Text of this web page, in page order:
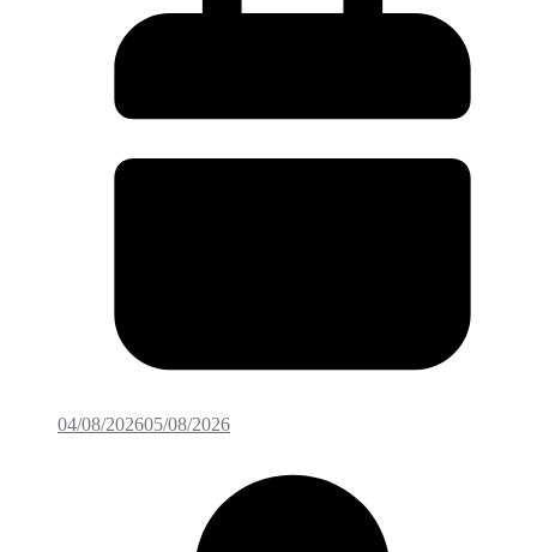
04/08/202605/08/2026